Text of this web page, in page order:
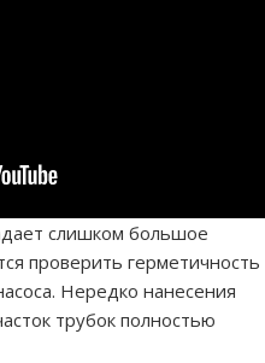
слишком большое
проверить герметичность
Нередко нанесения
трубок полностью